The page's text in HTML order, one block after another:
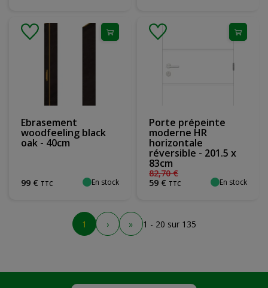
Ebrasement
woodfeeling black
oak - 40cm
99 € TTC En stock
Porte prépeinte
moderne HR
horizontale
réversible - 201.5 x
83cm
82,70€
59 € TTC En stock
1 › » 1 - 20 sur 135